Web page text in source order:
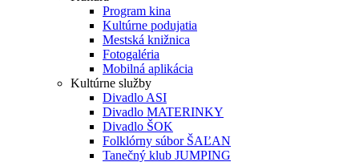
Program kina
Kultúrne podujatia
Mestská knižnica
Fotogaléria
Mobilná aplikácia
Kultúrne služby
Divadlo ASI
Divadlo MATERINKY
Divadlo ŠOK
Folklórny súbor ŠAĽAN
Tanečný klub JUMPING